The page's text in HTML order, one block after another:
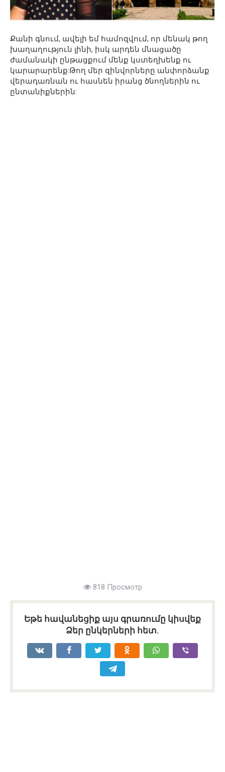
Քանի գնում, ավելի եմ համոզվում, որ մենակ թող
խաղաղություն լինի, իսկ արդեն մնացածը
ժամանակի ընթացքում մենք կստեղխենք ու
կարարարենք:Թող մեր զինվորները անփորձանք
վերադառնան ու հասնեն իրանց ծնողներին ու
ընտանիքներին:
818 Просмотр
Եթե հավանեցիք այս գրառումը կիսվեք
Ձեր ընկերների հետ.